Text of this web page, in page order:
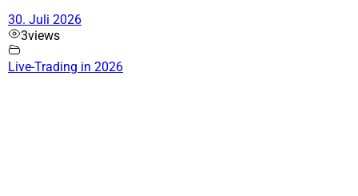
30. Juli 2026
3views
Live-Trading in 2026